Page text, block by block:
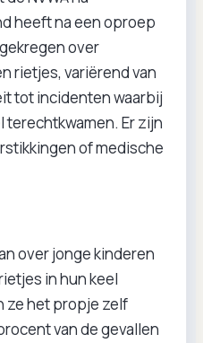
heeft na een oproep
over
rietjes, variërend van
tot incidenten waarbij
terechtkwamen. Er zijn
of medische
over jonge kinderen
in hun keel
ze het propje zelf
van de gevallen